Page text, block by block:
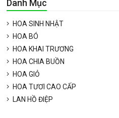
Danh Mục
HOA SINH NHẬT
HOA BÓ
HOA KHAI TRƯƠNG
HOA CHIA BUỒN
HOA GIỎ
HOA TƯƠI CAO CẤP
LAN HỒ ĐIỆP